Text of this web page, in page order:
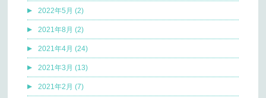
2022年5月 (2)
2021年8月 (2)
2021年4月 (24)
2021年3月 (13)
2021年2月 (7)